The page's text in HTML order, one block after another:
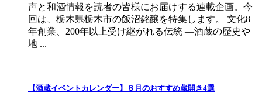
声と和酒情報を読者の皆様にお届けする連載企画。今
回は、栃木県栃木市の飯沼銘醸を特集します。 文化8
年創業、200年以上受け継がれる伝統 ―酒蔵の歴史や
地 ...
【酒蔵イベントカレンダー】８月のおすすめ蔵開き4選